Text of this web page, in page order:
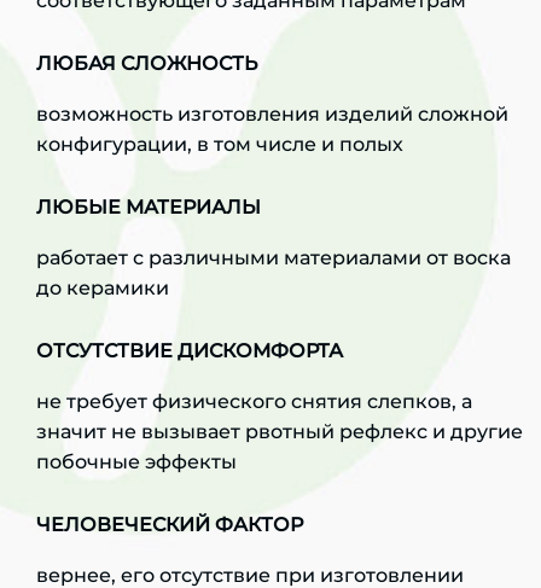
ЛЮБАЯ СЛОЖНОСТЬ
возможность изготовления изделий сложной
конфигурации, в том числе и полых
ЛЮБЫЕ МАТЕРИАЛЫ
работает с различными материалами от воска
до керамики
ОТСУТСТВИЕ ДИСКОМФОРТА
не требует физического снятия слепков, а
значит не вызывает рвотный рефлекс и другие
побочные эффекты
ЧЕЛОВЕЧЕСКИЙ ФАКТОР
вернее, его отсутствие при изготовлении